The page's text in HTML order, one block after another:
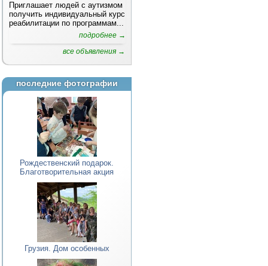
Приглашает людей с аутизмом
получить индивидуальный курс
реабилитации по программам...
подробнее →
все объявления →
последние фотографии
Рождественский подарок.
Благотворительная акция
Грузия. Дом особенных